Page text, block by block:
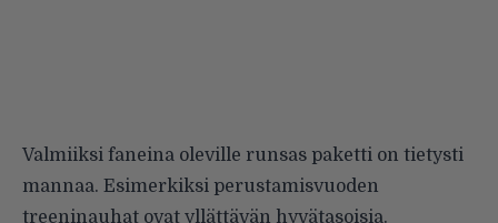
Valmiiksi faneina oleville runsas paketti on tietysti
mannaa. Esimerkiksi perustamisvuoden
treeninauhat ovat yllättävän hyvätasoisia.